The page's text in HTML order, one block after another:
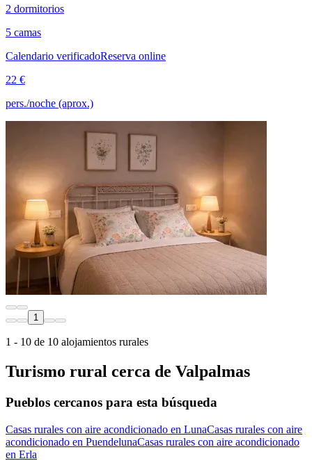
2 dormitorios
5 camas
Calendario verificadoReserva online
22 €
pers./noche (aprox.)
1
1 - 10 de 10 alojamientos rurales
Turismo rural cerca de Valpalmas
Pueblos cercanos para esta búsqueda
Casas rurales con aire acondicionado en LunaCasas rurales con aire
acondicionado en PuendelunaCasas rurales con aire acondicionado
en Erla